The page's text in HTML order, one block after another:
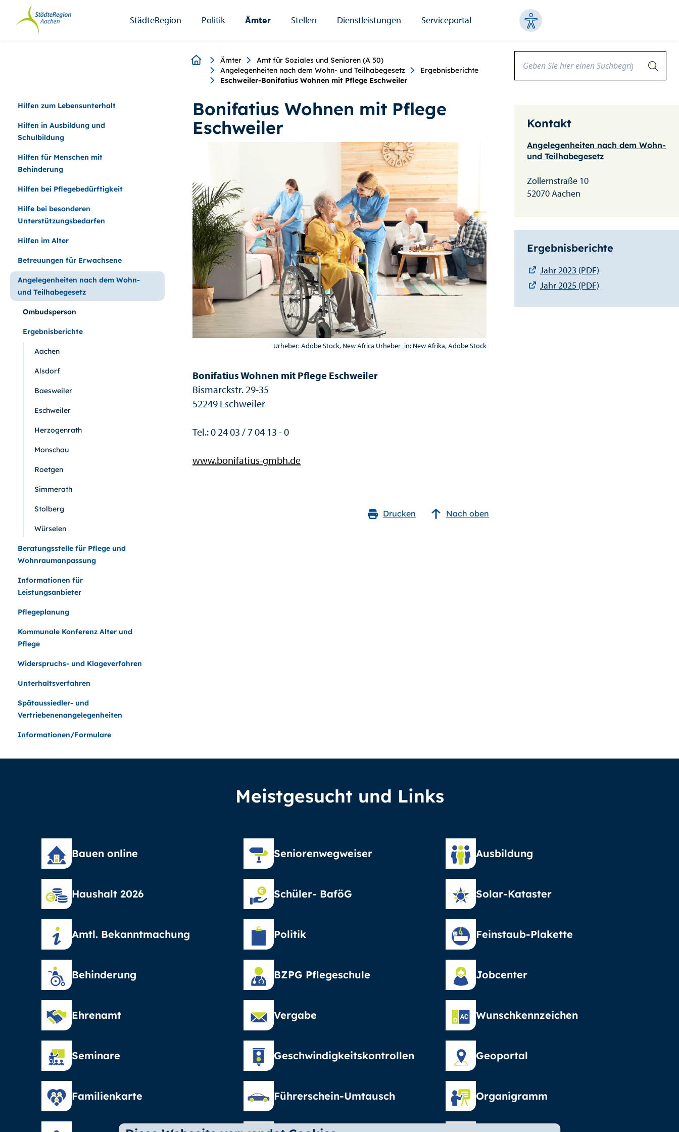
Seiteninhalt.
Hauptnavigation.
StädteRegion
StädteRegion Politik Ämter Stellen Dienstleistungen Serviceportal
Breadcrumb
Ämter
Amt für Soziales und Senioren (A 50)
Angelegenheiten nach dem Wohn- und Teilhabegesetz
Ergebnisberichte
Eschweiler-Bonifatius Wohnen mit Pflege Eschweiler
Hilfen zum Lebensunterhalt
Hilfen in Ausbildung und
Schulbildung
Hilfen für Menschen mit
Behinderung
Hilfen bei Pflegebedürftigkeit
Hilfe bei besonderen
Unterstützungsbedarfen
Hilfen im Alter
Betreuungen für Erwachsene
Angelegenheiten nach dem Wohn-
und Teilhabegesetz
Ombudsperson
Ergebnisberichte
Aachen
Alsdorf
Baesweiler
Eschweiler
Herzogenrath
Monschau
Roetgen
Simmerath
Stolberg
Würselen
Beratungsstelle für Pflege und
Wohnraumanpassung
Informationen für
Leistungsanbieter
Pflegeplanung
Kommunale Konferenz Alter und
Pflege
Widerspruchs- und Klageverfahren
Unterhaltsverfahren
Spätaussiedler- und
Vertriebenenangelegenheiten
Informationen/Formulare
Bonifatius Wohnen mit Pflege
Eschweiler
Urheber: Adobe Stock, New Africa Urheber_in: New Afrika, Adobe Stock
Bonifatius Wohnen mit Pflege Eschweiler
Bismarckstr. 29-35
52249 Eschweiler
Tel.: 0 24 03 / 7 04 13 - 0
www.bonifatius-gmbh.de
Nach oben
Drucken
Kontakt
Angelegenheiten nach dem Wohn-
und Teilhabegesetz
Zollernstraße 10
52070 Aachen
Ergebnisberichte
Jahr 2023 (PDF)
Jahr 2025 (PDF)
Meistgesucht und Links
Bauen online Seniorenwegweiser Ausbildung
Haushalt 2026 Schüler- BaföG Solar-Kataster
Amtl. Bekanntmachung Politik Feinstaub-Plakette
Behinderung BZPG Pflegeschule Jobcenter
Ehrenamt Vergabe Wunschkennzeichen
Seminare Geschwindigkeitskontrollen Geoportal
Familienkarte Führerschein-Umtausch Organigramm